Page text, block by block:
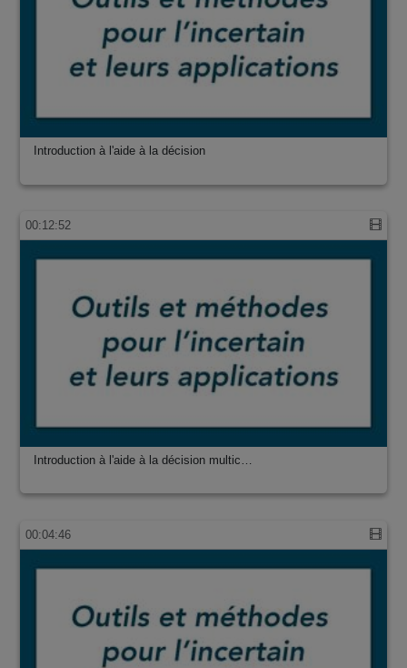
Introduction à l'aide à la décision
00:12:52
Introduction à l'aide à la décision multic…
00:04:46